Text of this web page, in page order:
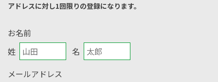
アドレスに対し1回限りの登録になります。
お名前
姓
名
メールアドレス